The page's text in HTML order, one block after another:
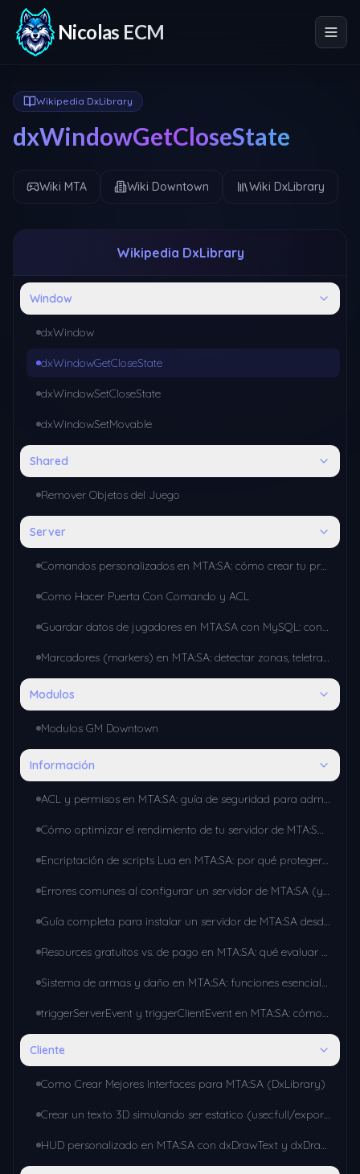
Nicolas ECM
Wikipedia DxLibrary
dxWindowGetCloseState
Wiki MTA Wiki Downtown Wiki DxLibrary
Wikipedia DxLibrary
Window
dxWindow
dxWindowGetCloseState
dxWindowSetCloseState
dxWindowSetMovable
Shared
Remover Objetos del Juego
Server
Comandos personalizados en MTA:SA: cómo crear tu propio sistema con addCommandHandler
Como Hacer Puerta Con Comando y ACL
Guardar datos de jugadores en MTA:SA con MySQL: conexión y consultas básicas
Marcadores (markers) en MTA:SA: detectar zonas, teletransportes y misiones
Modulos
Modulos GM Downtown
Información
ACL y permisos en MTA:SA: guía de seguridad para administradores de servidor
Cómo optimizar el rendimiento de tu servidor de MTA:SA: guía paso a paso
Encriptación de scripts Lua en MTA:SA: por qué proteger tu código
Errores comunes al configurar un servidor de MTA:SA (y cómo solucionarlos)
Guía completa para instalar un servidor de MTA:SA desde cero (2026)
Resources gratuitos vs. de pago en MTA:SA: qué evaluar antes de instalar uno
Sistema de armas y daño en MTA:SA: funciones esenciales para tu gamemode
triggerServerEvent y triggerClientEvent en MTA:SA: cómo comunicar cliente y servidor
Cliente
Como Crear Mejores Interfaces para MTA:SA (DxLibrary)
Crear un texto 3D simulando ser estatico (usecfull/exports)
HUD personalizado en MTA:SA con dxDrawText y dxDrawRectangle (sin librerías externas)